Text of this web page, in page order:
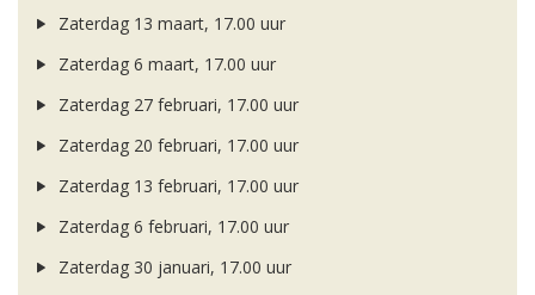
Zaterdag 13 maart, 17.00 uur
Zaterdag 6 maart, 17.00 uur
Zaterdag 27 februari, 17.00 uur
Zaterdag 20 februari, 17.00 uur
Zaterdag 13 februari, 17.00 uur
Zaterdag 6 februari, 17.00 uur
Zaterdag 30 januari, 17.00 uur